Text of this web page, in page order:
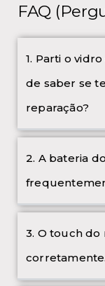
FAQ
1. Parti o
de saber se
reparação?
2. A bateria
3. O touch